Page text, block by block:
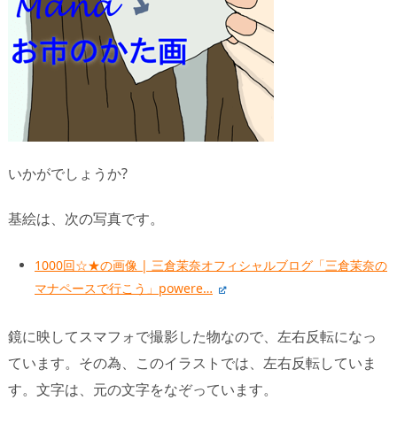
いかがでしょうか?
基絵は、次の写真です。
1000回☆★の画像 | 三倉茉奈オフィシャルブログ「三倉茉奈の
マナペースで行こう」powere…
鏡に映してスマフォで撮影した物なので、左右反転になっ
ています。その為、このイラストでは、左右反転していま
す。文字は、元の文字をなぞっています。